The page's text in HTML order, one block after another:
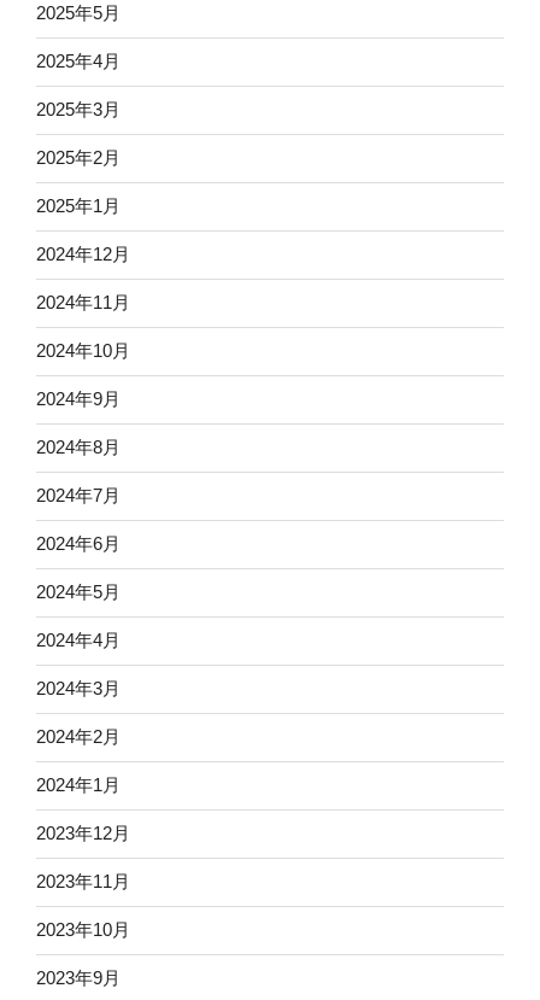
2025年5月
2025年4月
2025年3月
2025年2月
2025年1月
2024年12月
2024年11月
2024年10月
2024年9月
2024年8月
2024年7月
2024年6月
2024年5月
2024年4月
2024年3月
2024年2月
2024年1月
2023年12月
2023年11月
2023年10月
2023年9月